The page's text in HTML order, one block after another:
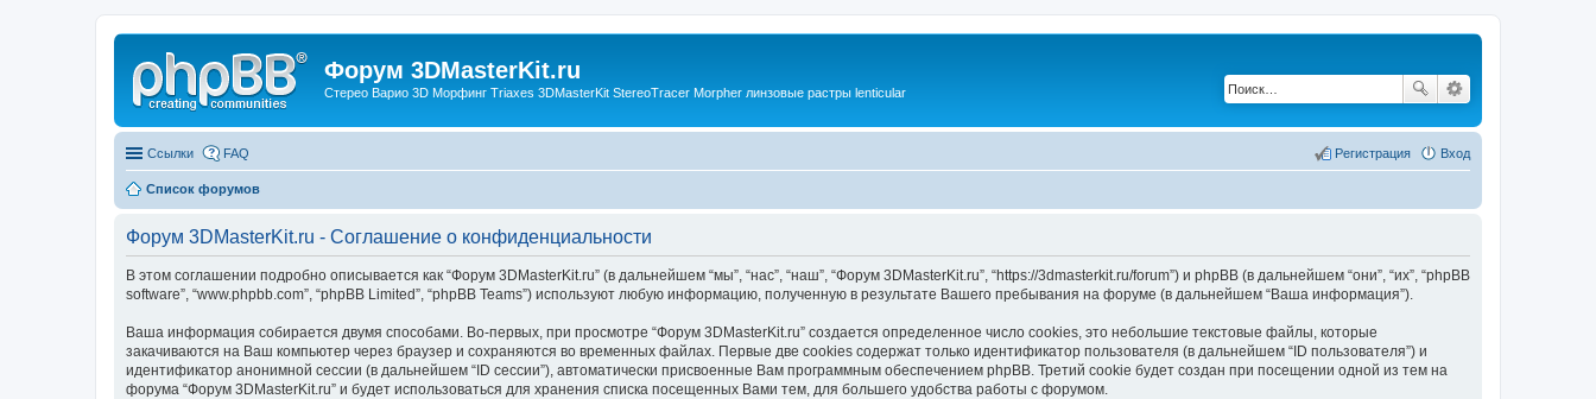
Форум 3DMasterKit.ru
Стерео Варио 3D Морфинг Triaxes 3DMasterKit StereoTracer Morpher линзовые растры lenticular
Ссылки FAQ Вход
Регистрация
Список форумов
Форум 3DMasterKit.ru - Соглашение о конфиденциальности
В этом соглашении подробно описывается как “Форум 3DMasterKit.ru” (в дальнейшем “мы”, “нас”, “наш”, “Форум 3DMasterKit.ru”, “https://3dmasterkit.ru/forum”) и phpBB (в дальнейшем “они”, “их”, “phpBB
software”, “www.phpbb.com”, “phpBB Limited”, “phpBB Teams”) используют любую информацию, полученную в результате Вашего пребывания на форуме (в дальнейшем “Ваша информация”).
Ваша информация собирается двумя способами. Во-первых, при просмотре “Форум 3DMasterKit.ru” создается определенное число cookies, это небольшие текстовые файлы, которые
закачиваются на Ваш компьютер через браузер и сохраняются во временных файлах. Первые две cookies содержат только идентификатор пользователя (в дальнейшем “ID пользователя”) и
идентификатор анонимной сессии (в дальнейшем “ID сессии”), автоматически присвоенные Вам программным обеспечением phpBB. Третий cookie будет создан при посещении одной из тем на
форума “Форум 3DMasterKit.ru” и будет использоваться для хранения списка посещенных Вами тем, для большего удобства работы с форумом.